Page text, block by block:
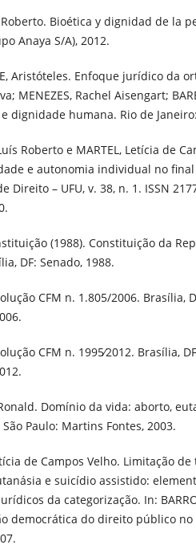
Roberto. Bioética y dignidad de la
Anaya S/A), 2012.
Aristóteles. Enfoque jurídico da
MENEZES, Rachel Aisengart;
dignidade humana. Rio de
Roberto e MARTEL, Letícia de
e autonomia individual no final
Direito – UFU, v. 38, n. 1. ISSN
(1988). Constituição da
DF: Senado, 1988.
CFM n. 1.805/2006. Brasília,
CFM n. 1995∕2012. Brasília,
Domínio da vida: aborto,
Paulo: Martins Fontes, 2003.
de Campos Velho. Limitação
e suicídio assistido:
da categorização. In:
democrática do direito público no